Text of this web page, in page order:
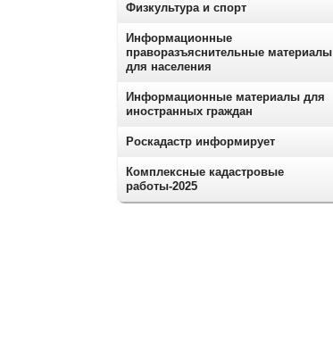
Физкультура и спорт
Информационные
праворазъяснительные материалы
для населения
Информационные материалы для
иностранных граждан
Роскадастр информирует
Комплексные кадастровые
работы-2025